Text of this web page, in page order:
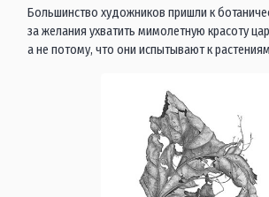
Большинство художников пришли к
за желания ухватить мимолетную красоту
а не потому, что они испытывают к